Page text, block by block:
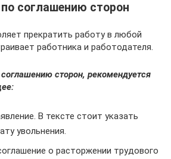
соглашению сторон
прекратить работу в любой
работника и работодателя.
сторон, рекомендуется
В тексте стоит указать
увольнения.
о расторжении трудового